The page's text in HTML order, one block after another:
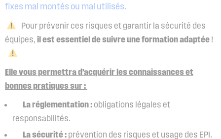
fixes mal montés ou mal utilisés.
Pour prévenir ces risques et garantir la sécurité des
équipes, il est essentiel de suivre une formation adaptée !
Elle vous permettra d’acquérir les connaissances et
bonnes pratiques sur :
La réglementation : obligations légales et
responsabilités.
La sécurité : prévention des risques et usage des EPI.